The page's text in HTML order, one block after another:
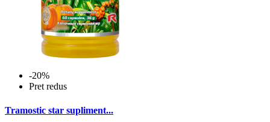
-20%
Pret redus
Tramostic star supliment...